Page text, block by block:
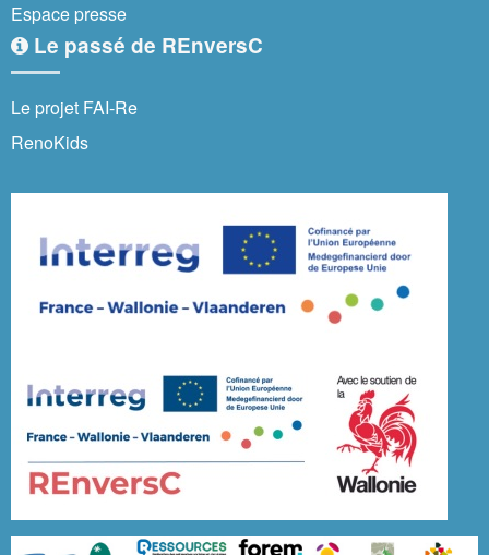
Espace presse
Le passé de REnversC
Le projet FAI-Re
RenoKids